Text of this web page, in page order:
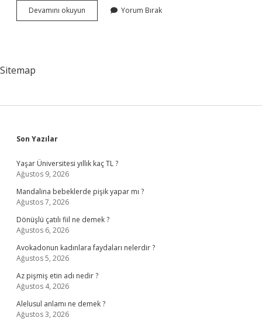
Devamını okuyun
Denge
Yorum Bırak
Sitemap
Sidebar
Son Yazılar
Yaşar Üniversitesi yıllık kaç TL ?
Ağustos 9, 2026
Mandalina bebeklerde pişik yapar mı ?
Ağustos 7, 2026
Dönüşlü çatılı fiil ne demek ?
Ağustos 6, 2026
Avokadonun kadınlara faydaları nelerdir ?
Ağustos 5, 2026
Az pişmiş etin adı nedir ?
Ağustos 4, 2026
Alelusul anlamı ne demek ?
Ağustos 3, 2026